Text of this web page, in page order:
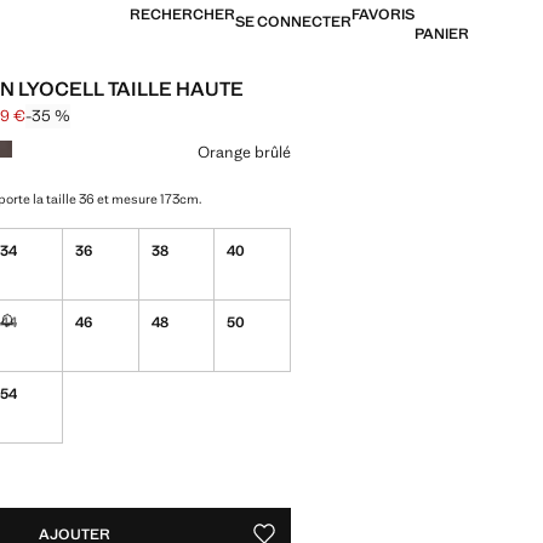
RECHERCHERSE CONNECTERFAVORIS
PANIER
LYOCELL TAILLE HAUTE
[39,99 € ]
€ ]
€-35 %
couleur
Orange brûlé
la taille 36 et mesure 173cm.
34 36 38 40
44
Non disponible. Je le veux !
46 48 50
54
AJOUTER